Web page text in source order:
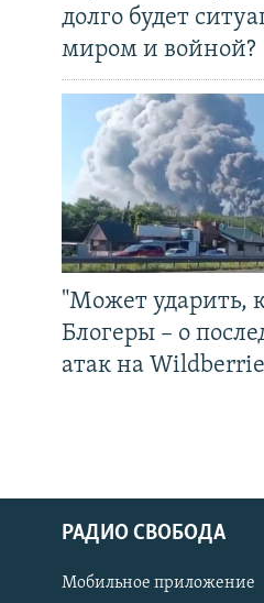
СОЦИАЛЬНЫЕ СЕТИ
долго будет
миром и войной?
"Может ударить,
Блогеры – о
атак на
РАДИО СВОБОДА
Мобильное приложение